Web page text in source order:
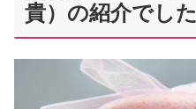
貴）の紹介でした